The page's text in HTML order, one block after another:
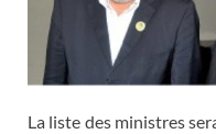
La liste des ministres